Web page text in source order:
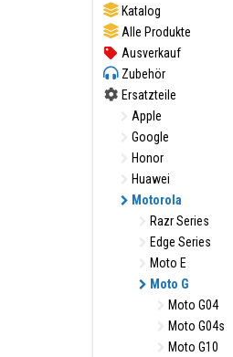
Katalog
Alle Produkte
Ausverkauf
Zubehör
Ersatzteile
Apple
Google
Honor
Huawei
Motorola
Razr Series
Edge Series
Moto E
Moto G
Moto G04
Moto G04s
Moto G10